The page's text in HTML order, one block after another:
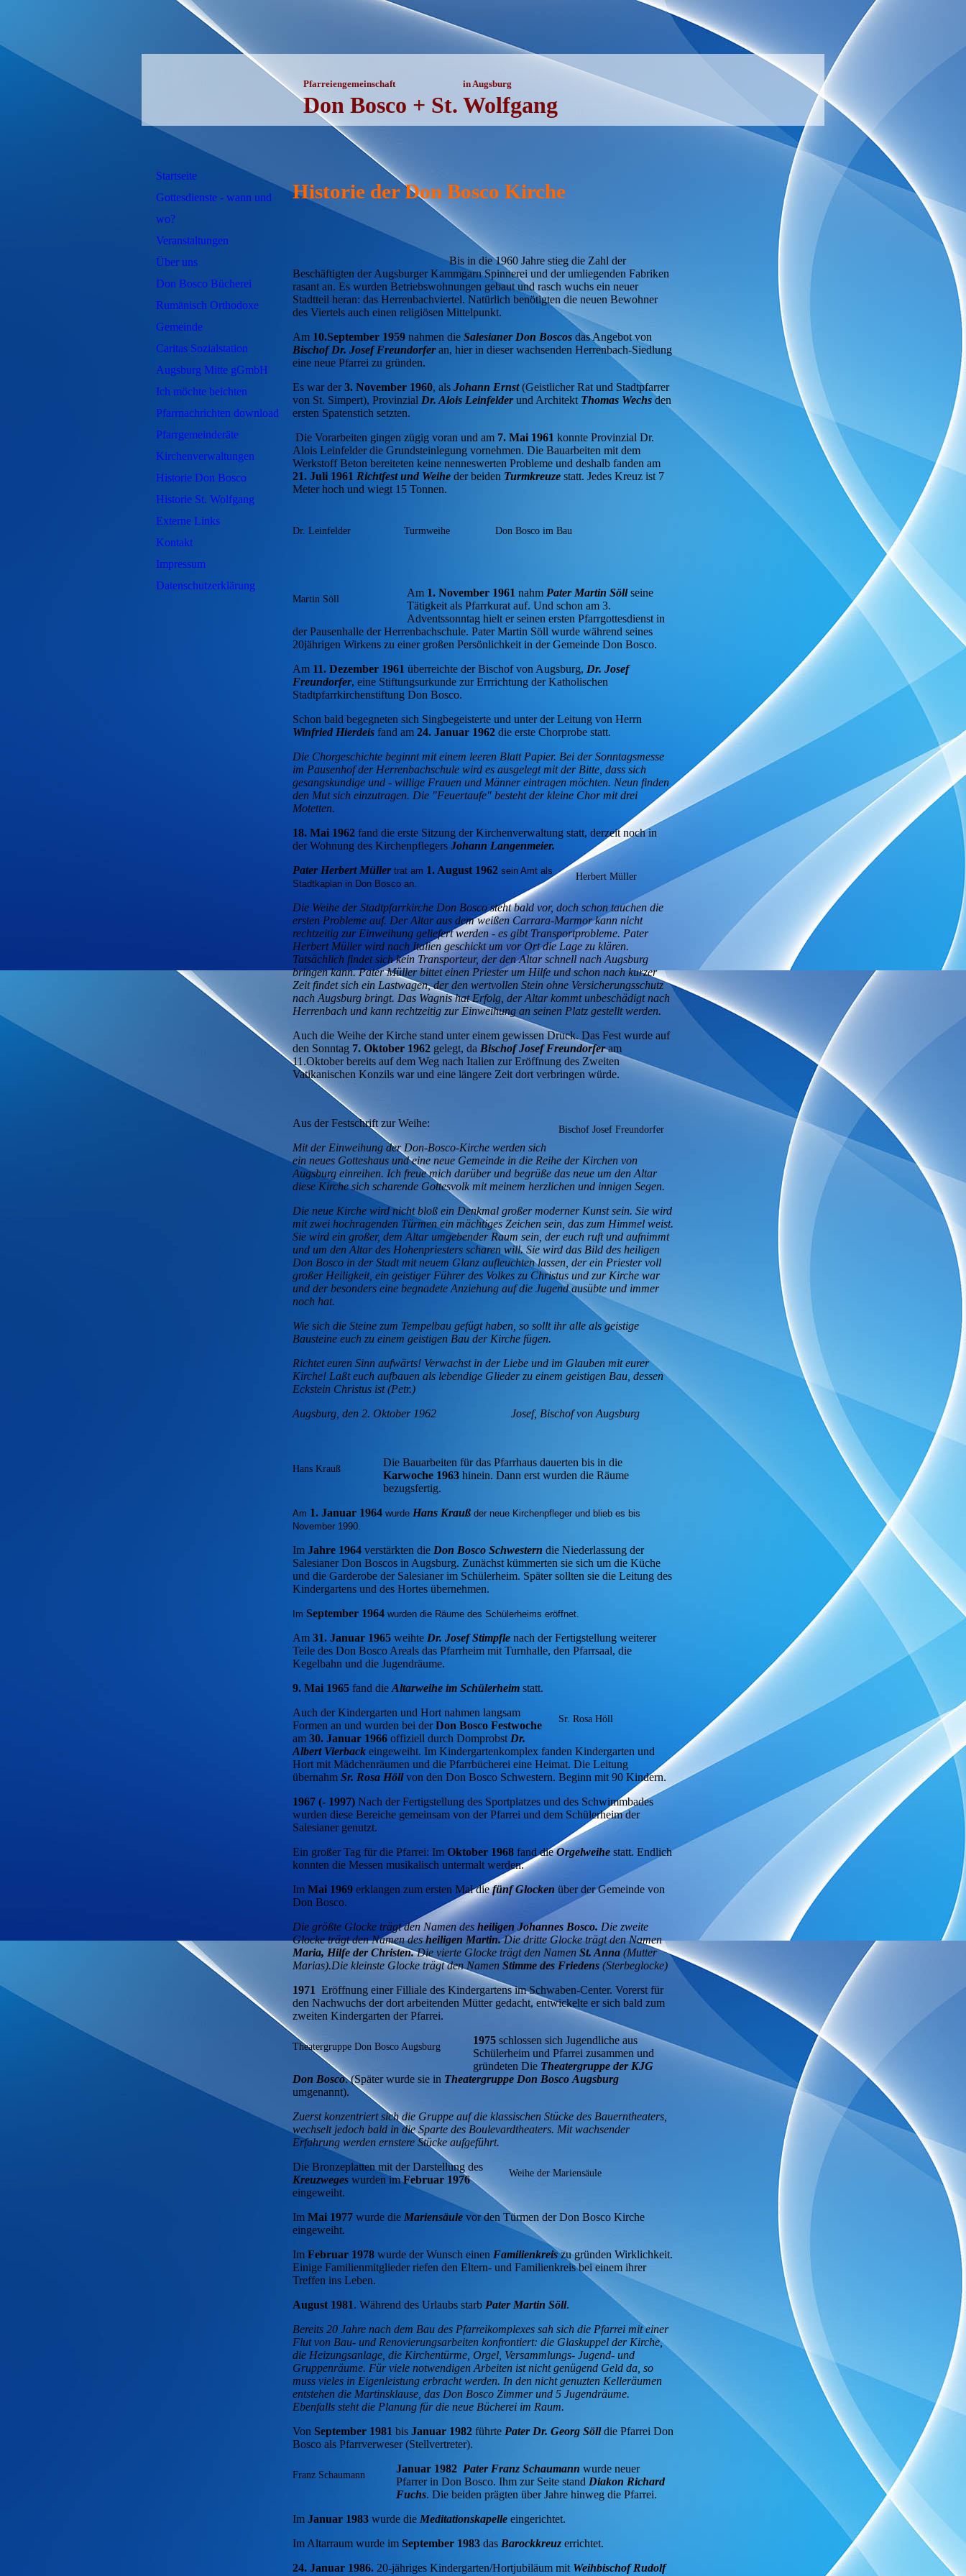
Pfarreiengemeinschaft in Augsburg
Don Bosco + St. Wolfgang
Startseite
Gottesdienste - wann und
wo?
Veranstaltungen
Über uns
Don Bosco Bücherei
Rumänisch Orthodoxe
Gemeinde
Caritas Sozialstation
Augsburg Mitte gGmbH
Ich möchte beichten
Pfarrnachrichten download
Pfarrgemeinderäte
Kirchenverwaltungen
Historie Don Bosco
Historie St. Wolfgang
Externe Links
Kontakt
Impressum
Datenschutzerklärung
Historie der Don Bosco Kirche
Bis in die 1960 Jahre stieg die Zahl der
Beschäftigten der Augsburger Kammgarn Spinnerei und der umliegenden Fabriken
rasant an. Es wurden Betriebswohnungen gebaut und rasch wuchs ein neuer
Stadtteil heran: das Herrenbachviertel. Natürlich benötigten die neuen Bewohner
des Viertels auch einen religiösen Mittelpunkt.
Am 10.September 1959 nahmen die Salesianer Don Boscos das Angebot von
Bischof Dr. Josef Freundorferan, hier in dieser wachsenden Herrenbach-Siedlung
eine neue Pfarrei zu gründen.
Es war der3. November 1960, als Johann Ernst(Geistlicher Rat und Stadtpfarrer
von St. Simpert), Provinzial Dr. Alois Leinfelderund Architekt Thomas Wechs den
ersten Spatenstich setzten.
Die Vorarbeiten gingen zügig voran und am 7. Mai 1961 konnte Provinzial Dr.
Alois Leinfelder die Grundsteinlegung vornehmen. Die Bauarbeiten mit dem
Werkstoff Beton bereiteten keine nenneswerten Probleme und deshalb fanden am
21. Juli 1961 Richtfest und Weihe der beiden Turmkreuze statt. Jedes Kreuz ist 7
Meter hoch und wiegt 15 Tonnen.
Dr. Leinfelder Turmweihe Don Bosco im Bau
Martin Söll Am 1. November 1961nahmPater Martin Söllseine
Tätigkeit als Pfarrkurat auf. Und schon am 3.
Adventssonntag hielt er seinen ersten Pfarrgottesdienst in
der Pausenhalle der Herrenbachschule. Pater Martin Söll wurde während seines
20jährigen Wirkens zu einer großen Persönlichkeit in der Gemeinde Don Bosco.
Am 11. Dezember 1961 überreichte der Bischof von Augsburg, Dr. Josef
Freundorfer, eine Stiftungsurkunde zur Errrichtung der Katholischen
Stadtpfarrkirchenstiftung Don Bosco.
Schon bald begegneten sich Singbegeisterte und unter der Leitung von Herrn
Winfried Hierdeis fand am 24. Januar 1962 die erste Chorprobe statt.
Die Chorgeschichte beginnt mit einem leeren Blatt Papier. Bei der Sonntagsmesse
im Pausenhof der Herrenbachschule wird es ausgelegt mit der Bitte, dass sich
gesangskundige und - willige Frauen und Männer eintragen möchten. Neun finden
den Mut sich einzutragen. Die "Feuertaufe" besteht der kleine Chor mit drei
Motetten.
18. Mai 1962 fand die erste Sitzung der Kirchenverwaltung statt, derzeit noch in
der Wohnung des Kirchenpflegers Johann Langenmeier.
Herbert Müller
Pater Herbert Müller trat am 1. August 1962 sein Amt als
Stadtkaplan in Don Bosco an.
Die Weihe der Stadtpfarrkirche Don Bosco steht bald vor, doch schon tauchen die
ersten Probleme auf. Der Altar aus dem weißen Carrara-Marmor kann nicht
rechtzeitig zur Einweihung geliefert werden - es gibt Transportprobleme. Pater
Herbert Müller wird nach Italien geschickt um vor Ort die Lage zu klären.
Tatsächlich findet sich kein Transporteur, der den Altar schnell nach Augsburg
bringen kann. Pater Müller bittet einen Priester um Hilfe und schon nach kurzer
Zeit findet sich ein Lastwagen, der den wertvollen Stein ohne Versicherungsschutz
nach Augsburg bringt. Das Wagnis hat Erfolg, der Altar kommt unbeschädigt nach
Herrenbach und kann rechtzeitig zur Einweihung an seinen Platz gestellt werden.
Auch die Weihe der Kirche stand unter einem gewissen Druck. Das Fest wurde auf
den Sonntag 7. Oktober 1962 gelegt, da Bischof Josef Freundorferam
11.Oktober bereits auf dem Weg nach Italien zur Eröffnung des Zweiten
Vatikanischen Konzils war und eine längere Zeit dort verbringen würde.
Bischof Josef Freundorfer
Aus der Festschrift zur Weihe:
Mit der Einweihung der Don-Bosco-Kirche werden sich
ein neues Gotteshaus und eine neue Gemeinde in die Reihe der Kirchen von
Augsburg einreihen. Ich freue mich darüber und begrüße das neue um den Altar
diese Kirche sich scharende Gottesvolk mit meinem herzlichen und innigen Segen.
Die neue Kirche wird nicht bloß ein Denkmal großer moderner Kunst sein. Sie wird
mit zwei hochragenden Türmen ein mächtiges Zeichen sein, das zum Himmel weist.
Sie wird ein großer, dem Altar umgebender Raum sein, der euch ruft und aufnimmt
und um den Altar des Hohenpriesters scharen will. Sie wird das Bild des heiligen
Don Bosco in der Stadt mit neuem Glanz aufleuchten lassen, der ein Priester voll
großer Heiligkeit, ein geistiger Führer des Volkes zu Christus und zur Kirche war
und der besonders eine begnadete Anziehung auf die Jugend ausübte und immer
noch hat.
Wie sich die Steine zum Tempelbau gefügt haben, so sollt ihr alle als geistige
Bausteine euch zu einem geistigen Bau der Kirche fügen.
Richtet euren Sinn aufwärts! Verwachst in der Liebe und im Glauben mit eurer
Kirche! Laßt euch aufbauen als lebendige Glieder zu einem geistigen Bau, dessen
Eckstein Christus ist (Petr.)
Augsburg, den 2. Oktober 1962 Josef, Bischof von Augsburg
Hans Krauß
Die Bauarbeiten für das Pfarrhaus dauerten bis in die
Karwoche 1963 hinein. Dann erst wurden die Räume
bezugsfertig.
Am 1. Januar 1964 wurde Hans Krauß der neue Kirchenpfleger und blieb es bis
November 1990.
Im Jahre 1964 verstärkten die Don Bosco Schwestern die Niederlassung der
Salesianer Don Boscos in Augsburg. Zunächst kümmerten sie sich um die Küche
und die Garderobe der Salesianer im Schülerheim. Später sollten sie die Leitung des
Kindergartens und des Hortes übernehmen.
Im September 1964 wurden die Räume des Schülerheims eröffnet.
Am 31. Januar 1965 weihte Dr. Josef Stimpfle nach der Fertigstellung weiterer
Teile des Don Bosco Areals das Pfarrheim mit Turnhalle, den Pfarrsaal, die
Kegelbahn und die Jugendräume.
9. Mai 1965 fand dieAltarweihe im Schülerheim statt.
Sr. Rosa Höll
Auch der Kindergarten und Hort nahmen langsam
Formen an und wurden bei derDon Bosco Festwoche
am 30. Januar 1966 offiziell durch DomprobstDr.
Albert Vierback eingeweiht. Im Kindergartenkomplex fanden Kindergarten und
Hort mit Mädchenräumen und die Pfarrbücherei eine Heimat. Die Leitung
übernahm Sr. Rosa Höllvon den Don Bosco Schwestern. Beginn mit 90 Kindern.
1967 (- 1997) Nach der Fertigstellung des Sportplatzes und des Schwimmbades
wurden diese Bereiche gemeinsam von der Pfarrei und dem Schülerheim der
Salesianer genutzt.
Ein großer Tag für die Pfarrei: Im Oktober 1968 fand dieOrgelweihe statt. Endlich
konnten die Messen musikalisch untermalt werden.
Im Mai 1969 erklangen zum ersten Mal diefünf Glocken über der Gemeinde von
Don Bosco.
Die größte Glocke trägt den Namen des heiligen Johannes Bosco. Die zweite
Glocke trägt den Namen desheiligen Martin.Die dritte Glocke trägt den Namen
Maria, Hilfe der Christen.Die vierte Glocke trägt den Namen St. Anna (Mutter
Marias).Die kleinste Glocke trägt den Namen Stimme des Friedens (Sterbeglocke)
1971 Eröffnung einer Filliale des Kindergartens im Schwaben-Center. Vorerst für
den Nachwuchs der dort arbeitenden Mütter gedacht, entwickelte er sich bald zum
zweiten Kindergarten der Pfarrei.
Theatergruppe Don Bosco Augsburg 1975schlossen sich Jugendliche aus
Schülerheim und Pfarrei zusammen und
gründeten Die Theatergruppe der KJG
Don Bosco. (Später wurde sie in Theatergruppe Don Bosco Augsburg
umgenannt).
Zuerst konzentriert sich die Gruppe auf die klassischen Stücke des Bauerntheaters,
wechselt jedoch bald in die Sparte des Boulevardtheaters. Mit wachsender
Erfahrung werden ernstere Stücke aufgeführt.
Weihe der Mariensäule
Die Bronzeplatten mit der Darstellung des
Kreuzweges wurden imFebruar 1976
eingeweiht.
Im Mai 1977 wurde die Mariensäule vor den Türmen der Don Bosco Kirche
eingeweiht.
Im Februar 1978 wurde der Wunsch einen Familienkreiszu gründen Wirklichkeit.
Einige Familienmitglieder riefen den Eltern- und Familienkreis bei einem ihrer
Treffen ins Leben.
August 1981. Während des Urlaubs starb Pater Martin Söll.
Bereits 20 Jahre nach dem Bau des Pfarreikomplexes sah sich die Pfarrei mit einer
Flut von Bau- und Renovierungsarbeiten konfrontiert: die Glaskuppel der Kirche,
die Heizungsanlage, die Kirchentürme, Orgel, Versammlungs- Jugend- und
Gruppenräume. Für viele notwendigen Arbeiten ist nicht genügend Geld da, so
muss vieles in Eigenleistung erbracht werden. In den nicht genuzten Kelleräumen
entstehen die Martinsklause, das Don Bosco Zimmer und 5 Jugendräume.
Ebenfalls steht die Planung für die neue Bücherei im Raum.
Von September 1981 bis Januar 1982 führte Pater Dr. Georg Sölldie Pfarrei Don
Bosco als Pfarrverweser (Stellvertreter).
Franz Schaumann Januar 1982 Pater Franz Schaumann wurde neuer
Pfarrer in Don Bosco. Ihm zur Seite standDiakon Richard
Fuchs. Die beiden prägten über Jahre hinweg die Pfarrei.
Im Januar 1983 wurde die Meditationskapelle eingerichtet.
Im Altarraum wurde im September 1983 das Barockkreuz errichtet.
24. Januar 1986. 20-jähriges Kindergarten/Hortjubiläum mit Weihbischof Rudolf